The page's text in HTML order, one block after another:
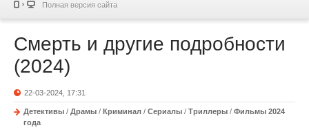
Полная версия сайта
Смерть и другие подробности
(2024)
22-03-2024, 17:31
Детективы / Драмы / Криминал / Сериалы / Триллеры / Фильмы 2024
года